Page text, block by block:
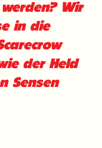
Wir
in die
der Held
Sensen